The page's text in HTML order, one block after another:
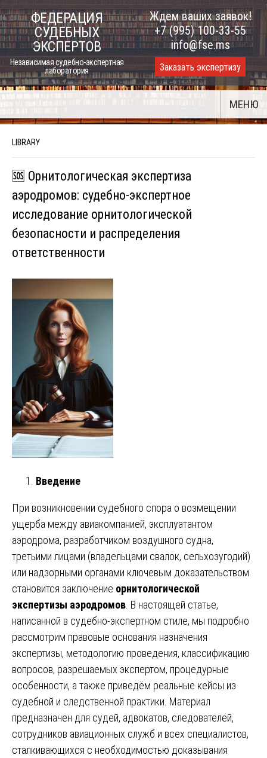
Skip
to
content
ФЕДЕРАЦИЯ
СУДЕБНЫХ
ЭКСПЕРТОВ
Независимая судебно-экспертная
лаборатория
Ждем ваших заявок!
+7 (995) 100-33-55
info@fse.ms
Заказать экспертизу
МЕНЮ
LIBRARY
🆘 Орнитологическая экспертиза
аэродромов: судебно-экспертное
исследование орнитологической
безопасности и распределения
ответственности
Введение
При возникновении судебного спора о возмещении
ущерба между авиакомпанией, эксплуатантом
аэродрома, разработчиком воздушного судна,
третьими лицами (владельцами свалок, сельхозугодий)
или надзорными органами ключевым доказательством
становится заключение орнитологической
экспертизы аэродромов . В настоящей статье,
написанной в судебно-экспертном стиле, мы подробно
рассмотрим правовые основания назначения
экспертизы, методологию проведения, классификацию
вопросов, разрешаемых экспертом, процедурные
особенности, а также приведём реальные кейсы из
судебной и следственной практики. Материал
предназначен для судей, адвокатов, следователей,
сотрудников авиационных служб и всех специалистов,
сталкивающихся с необходимостью доказывания